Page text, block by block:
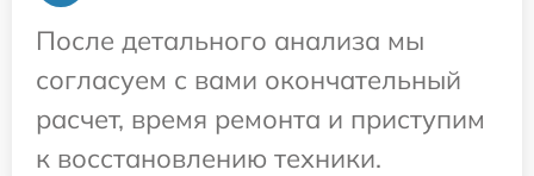
После детального анализа мы
согласуем с вами окончательный
расчет, время ремонта и приступим
к восстановлению техники.